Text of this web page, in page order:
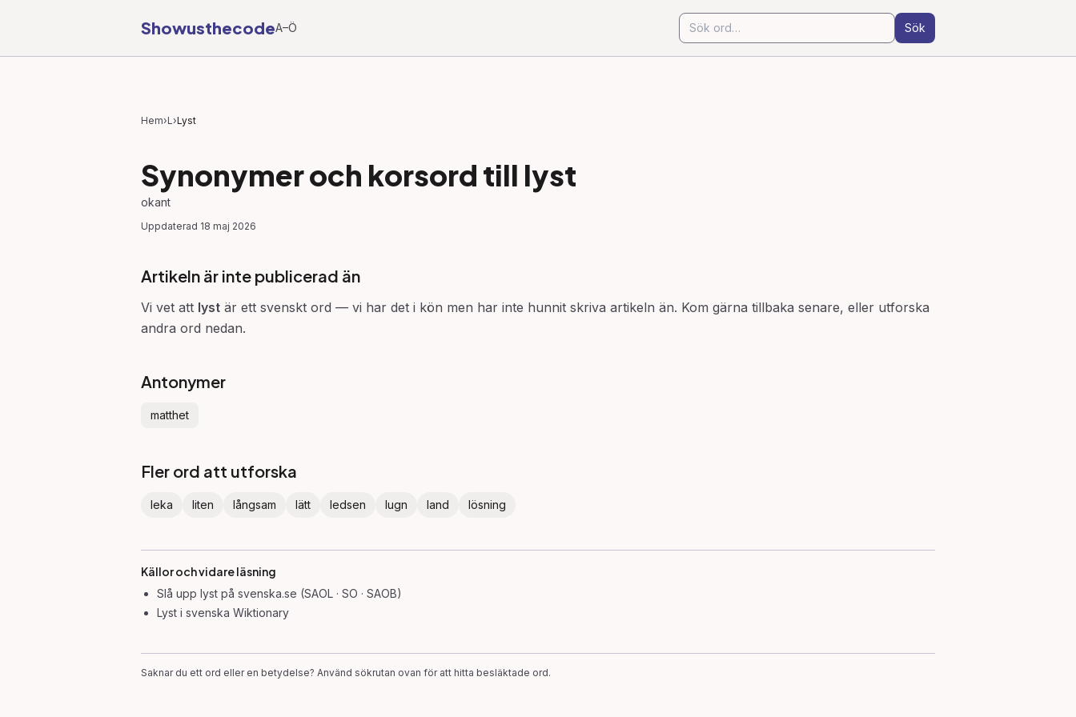
ShowusthecodeA–Ö Sök
Hem›L›Lyst
Synonymer och korsord till lyst
okant
Uppdaterad 18 maj 2026
Artikeln är inte publicerad än
Vi vet att lyst är ett svenskt ord — vi har det i kön men har inte hunnit skriva artikeln än. Kom gärna tillbaka senare, eller utforska
andra ord nedan.
Antonymer
matthet
Fler ord att utforska
leka liten långsam lätt ledsen lugn land lösning
Källor och vidare läsning
Slå upp lyst på svenska.se (SAOL · SO · SAOB)
Lyst i svenska Wiktionary
Saknar du ett ord eller en betydelse? Använd sökrutan ovan för att hitta besläktade ord.